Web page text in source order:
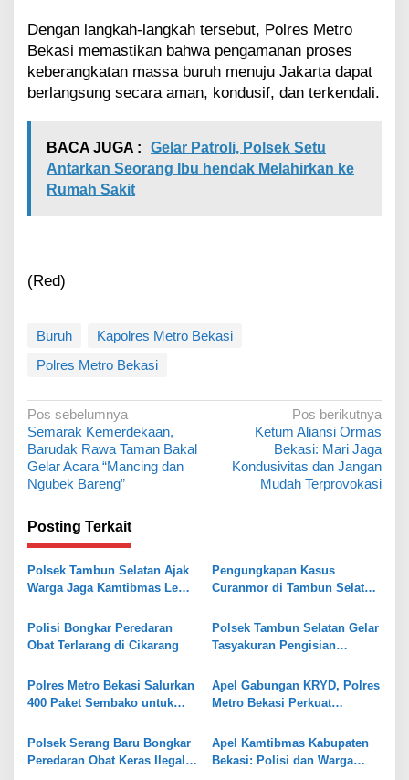
Dengan langkah-langkah tersebut, Polres Metro
Bekasi memastikan bahwa pengamanan proses
keberangkatan massa buruh menuju Jakarta dapat
berlangsung secara aman, kondusif, dan terkendali.
BACA JUGA :
Gelar Patroli, Polsek Setu
Antarkan Seorang Ibu hendak Melahirkan ke
Rumah Sakit
(Red)
Buruh
Kapolres Metro Bekasi
Polres Metro Bekasi
N
a
v
i
g
a
s
i
p
o
s
Pos sebelumnya
Semarak Kemerdekaan,
Barudak Rawa Taman Bakal
Gelar Acara “Mancing dan
Ngubek Bareng”
Pos berikutnya
Ketum Aliansi Ormas
Bekasi: Mari Jaga
Kondusivitas dan Jangan
Mudah Terprovokasi
Posting Terkait
Polsek Tambun Selatan Ajak
Warga Jaga Kamtibmas Lewat
Pengungkapan Kasus
Curanmor di Tambun Selatan,
dan Puluhan Amunisi
Polisi Bongkar Peredaran
Obat Terlarang di Cikarang
Polsek Tambun Selatan Gelar
Tasyakuran Pengisian
Karangsatria
Polres Metro Bekasi Salurkan
400 Paket Sembako untuk
di Hari Kartini
Apel Gabungan KRYD, Polres
Metro Bekasi Perkuat
Polsek Serang Baru Bongkar
Peredaran Obat Keras Ilegal,
Apel Kamtibmas Kabupaten
Bekasi: Polisi dan Warga